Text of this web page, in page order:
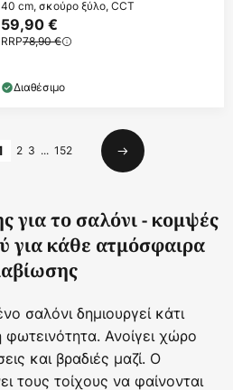
40 cm, σκούρο ξύλο, CCT
59,90 €
RRP78,90 €
Διαθέσιμο
2 3 ... 152
Επόμενο
για το σαλόνι - κομψές
για κάθε ατμόσφαιρα
σαλόνι δημιουργεί κάτι
Ανοίγει χώρο
και βραδιές μαζί. Ο
τους τοίχους να φαίνονται